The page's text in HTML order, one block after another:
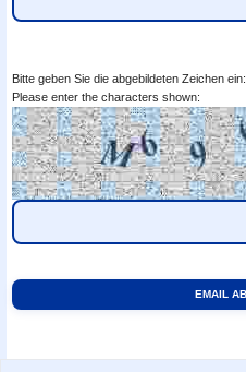
Bitte geben Sie die abgebildeten Zeichen ein:
Please enter the characters shown: